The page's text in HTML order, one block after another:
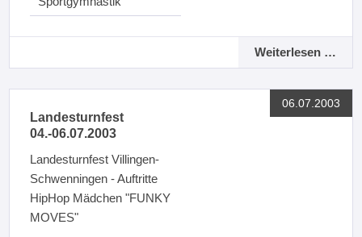
Weiterlesen …
06.07.2003
Landesturnfest
04.-06.07.2003
Landesturnfest Villingen-
Schwenningen - Auftritte
HipHop Mädchen "FUNKY
MOVES"